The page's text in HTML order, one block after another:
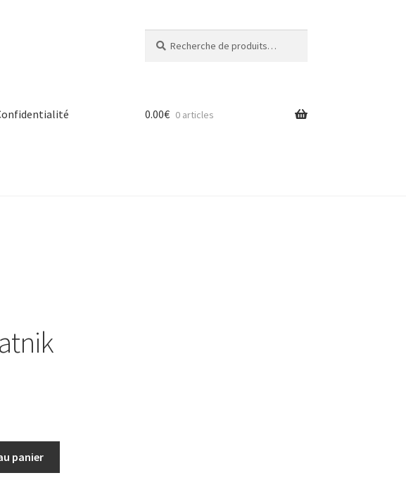
pour :
0.00€ 0 articles
panier